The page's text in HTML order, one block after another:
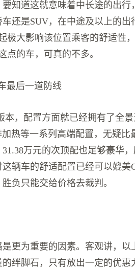
知道这就意味着中长途的出行
还是SUV，在中途及以上的出
极大影响该位置乘客的舒适性
点的车，可真的不多。
最后一道防线
本，配置方面就已经拥有了全
热等一系列高端配置，无疑比
万元的次顶配也足够豪华，
辆车的舒适配置已经可以媲美
负只能交给价格去裁判。
更为重要的因素。客观讲，以
绊脚石，只有放出一定的优惠